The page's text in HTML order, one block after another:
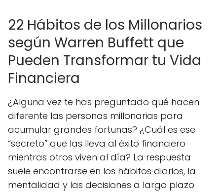
22 Hábitos de los Millonarios
según Warren Buffett que
Pueden Transformar tu Vida
Financiera
¿Alguna vez te has preguntado qué hacen
diferente las personas millonarias para
acumular grandes fortunas? ¿Cuál es ese
“secreto” que las lleva al éxito financiero
mientras otros viven al día? La respuesta
suele encontrarse en los hábitos diarios, la
mentalidad y las decisiones a largo plazo